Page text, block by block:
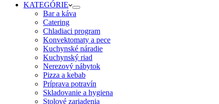
KATEGÓRIE
Bar a káva
Catering
Chladiaci program
Konvektomaty a pece
Kuchynské náradie
Kuchynský riad
Nerezový nábytok
Pizza a kebab
Príprava potravín
Skladovanie a hygiena
Stolové zariadenia